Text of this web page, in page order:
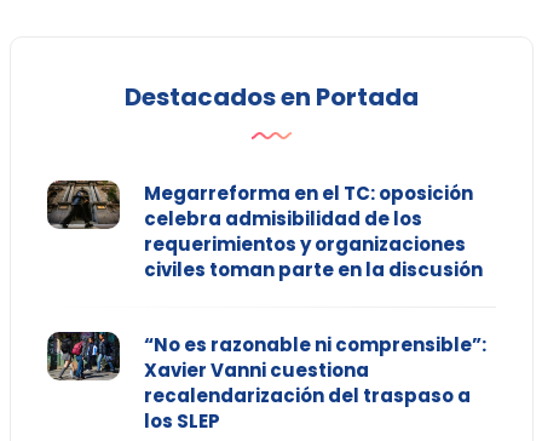
Destacados en Portada
Megarreforma en el TC: oposición
celebra admisibilidad de los
requerimientos y organizaciones
civiles toman parte en la discusión
“No es razonable ni comprensible”:
Xavier Vanni cuestiona
recalendarización del traspaso a
los SLEP